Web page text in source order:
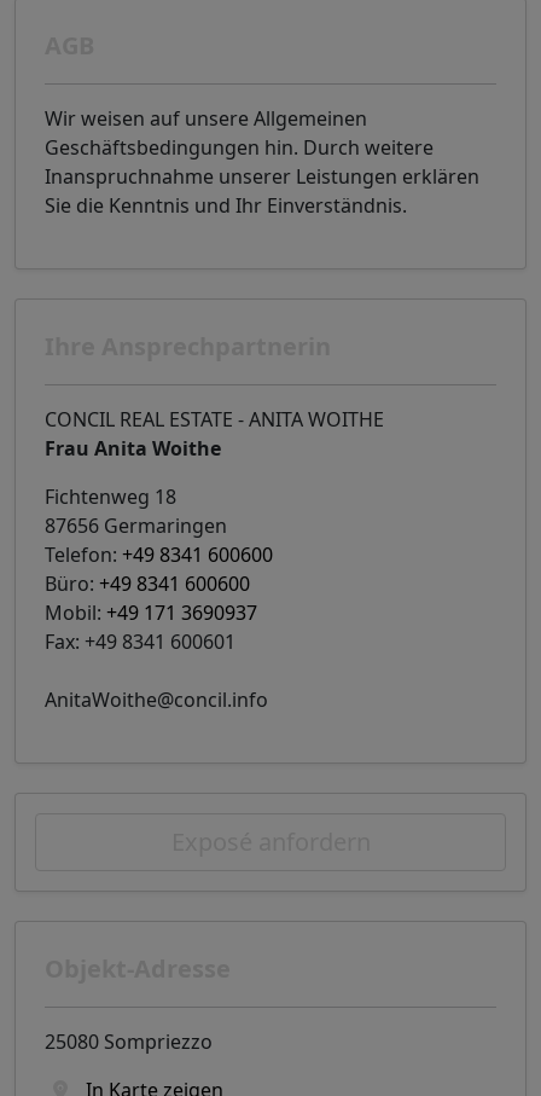
Wir weisen auf unsere Allgemeinen
Geschäftsbedingungen hin. Durch weitere
Inanspruchnahme unserer Leistungen erklären
Sie die Kenntnis und Ihr Einverständnis.
CONCIL REAL ESTATE - ANITA WOITHE
Frau Anita Woithe
Fichtenweg 18
87656 Germaringen
Telefon: +49 8341 600600
Büro: +49 8341 600600
Mobil: +49 171 3690937
Fax: +49 8341 600601
AnitaWoithe@concil.info
25080 Sompriezzo
In Karte zeigen